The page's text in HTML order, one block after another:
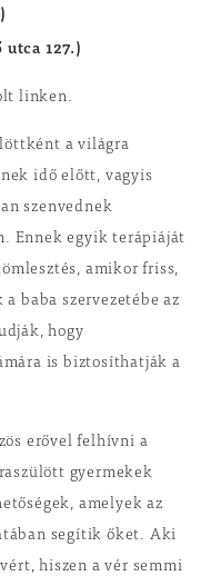
127.)
linken.
a világra
idő előtt, vagyis
szenvednek
Ennek egyik terápiáját
amikor friss,
baba szervezetébe az
hogy
is biztosíthatják a
erővel felhívni a
gyermekek
amelyek az
segítik őket. Aki
hiszen a vér semmi